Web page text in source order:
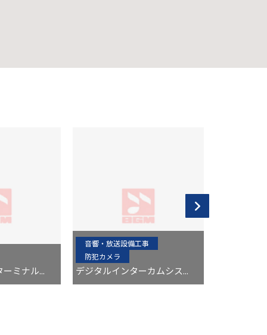
ミナル...
音響・放送設備工事
防犯カメラ
デジタルインターカムシス...